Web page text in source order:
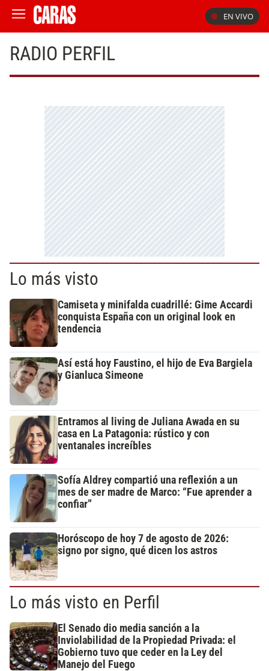
EN VIVO
RADIO PERFIL
Lo más visto
Camiseta y minifalda cuadrillé: Gime Accardi
conquista España con un original look en
tendencia
Así está hoy Faustino, el hijo de Eva Bargiela
y Gianluca Simeone
Entramos al living de Juliana Awada en su
casa en La Patagonia: rústico y con
ventanales increíbles
Sofía Aldrey compartió una reflexión a un
mes de ser madre de Marco: “Fue aprender a
confiar”
Horóscopo de hoy 7 de agosto de 2026:
signo por signo, qué dicen los astros
Lo más visto en Perfil
El Senado dio media sanción a la
Inviolabilidad de la Propiedad Privada: el
Gobierno tuvo que ceder en la Ley del
Manejo del Fuego